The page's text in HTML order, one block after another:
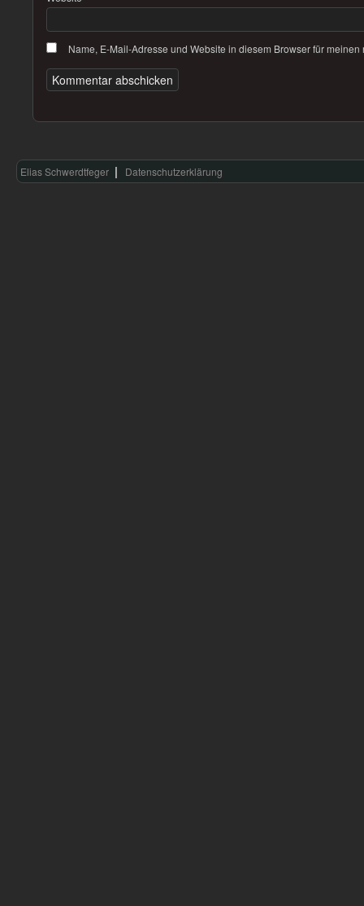
Name, E-Mail-Adresse und Website in diesem Browser für
Elias Schwerdtfeger Datenschutzerklärung